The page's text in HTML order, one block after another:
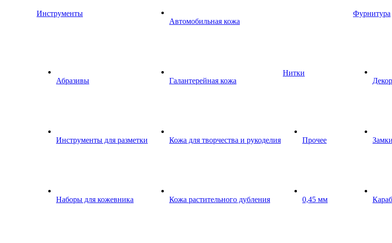
Инструменты
Абразивы
Инструменты для разметки
Наборы для кожевника
Автомобильная кожа
Галантерейная кожа
Кожа для творчества и рукоделия
Кожа растительного дубления
Нитки
Прочее
0,45 мм
Фурнитура
Декор
Замки